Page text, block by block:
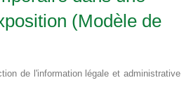
(Modèle de
de l'information légale et administrative